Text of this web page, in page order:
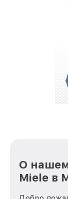
услуги
За годы
репутацию.
стараемся
О
Miele в